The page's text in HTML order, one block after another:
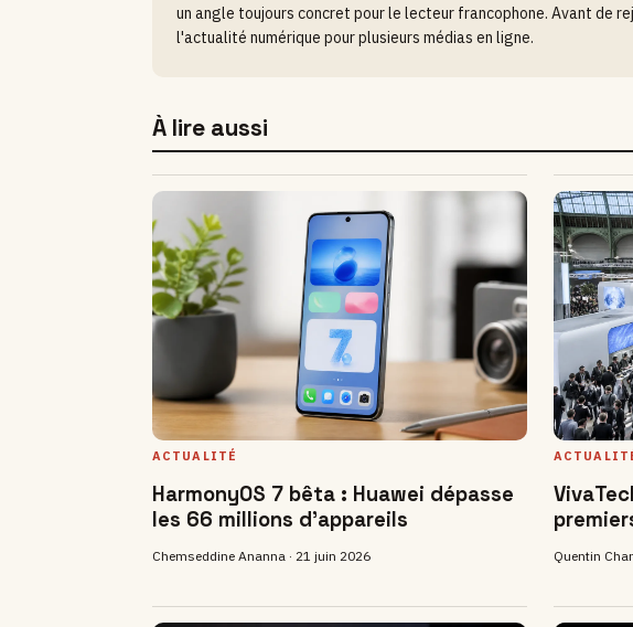
un angle toujours concret pour le lecteur francophone. Avant de
l'actualité numérique pour plusieurs médias en ligne.
À lire aussi
ACTUALITÉ
HarmonyOS 7 bêta : Huawei dépasse
les 66 millions d'appareils
Chemseddine Ananna · 21 juin 2026 Quentin